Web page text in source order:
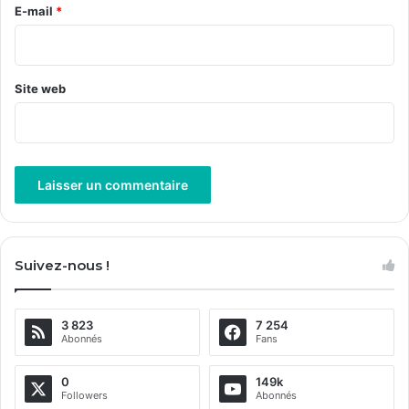
e
E-mail *
Site web
t
n
Suivez-nous !
3 823
Abonnés
7 254
Fans
0
Followers
149k
Abonnés